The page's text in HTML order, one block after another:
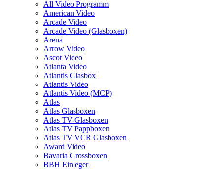
All Video Programm
American Video
Arcade Video
Arcade Video (Glasboxen)
Arena
Arrow Video
Ascot Video
Atlanta Video
Atlantis Glasbox
Atlantis Video
Atlantis Video (MCP)
Atlas
Atlas Glasboxen
Atlas TV-Glasboxen
Atlas TV Pappboxen
Atlas TV VCR Glasboxen
Award Video
Bavaria Grossboxen
BBH Einleger